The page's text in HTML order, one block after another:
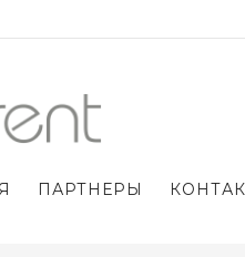
ПАРТНЕРЫ